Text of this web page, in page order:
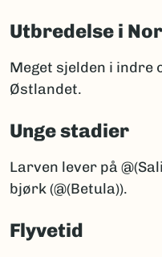
Utbredelse i
Meget sjelden i indre
Østlandet.
Unge stadier
Larven lever på
bjørk (@(Betula)).
Flyvetid